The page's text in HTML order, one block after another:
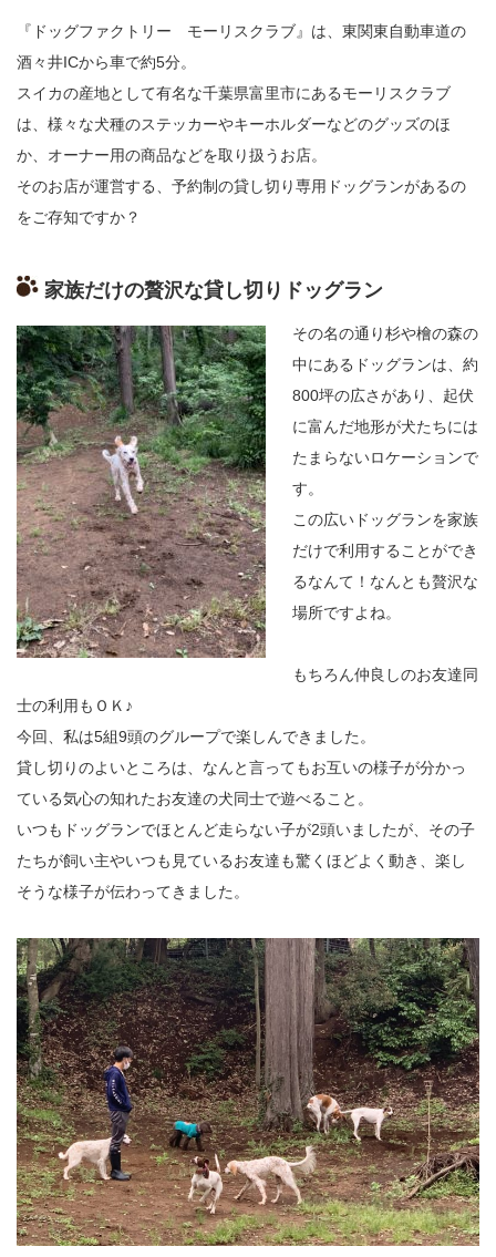
『ドッグファクトリー モーリスクラブ』は、 東関東自動車道の
酒々井ICから車で約5分。
スイカの産地として有名な千葉県富里市にあるモーリスクラブ
は、様々な犬種のステッカーやキーホルダーなどのグッズのほ
か、オーナー用の商品などを取り扱うお店。
そのお店が運営する、予約制の貸し切り専用ドッグランがあるの
をご存知ですか？
家族だけの贅沢な貸し切りドッグラン
その名の通り杉や檜の森の
中にあるドッグランは
約
800坪の広さがあり、起伏
に富んだ地形が犬たちには
たまらないロケーションで
す。
この広いドッグランを家族
だけで利用することができ
るなんて ！ なんとも贅沢な
場所ですよね。
もちろん仲良しのお友達同
士の利用もＯＫ ♪
今回
私は5組9頭のグループで楽しんできました。
貸し切りのよいところは、なんと言ってもお互いの様子が分かっ
ている気心の知れたお友達の犬同士で遊べること。
いつもドッグランでほとんど走らない子が2頭いましたが、その子
たちが飼い主やいつも見ているお友達も驚くほどよく動き、楽し
そうな様子が伝わってきました。